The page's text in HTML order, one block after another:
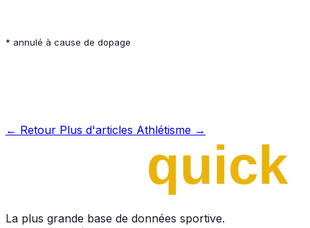
* annulé à cause de dopage
← Retour Plus d'articles Athlétisme →
La plus grande base de données sportive.